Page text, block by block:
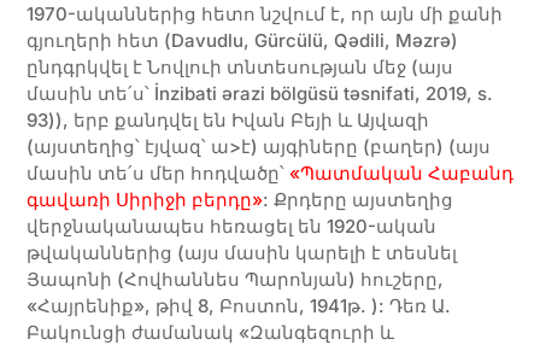
1970-ականներից հետո նշվում է, որ այն մի քանի
գյուղերի հետ (Davudlu, Gürcülü, Qədili, Məzrə)
ընդգրկվել է Նովլուի տնտեսության մեջ (այս
մասին տե՛ս՝ İnzibati ərazi bölgüsü təsnifati, 2019, s.
93)), երբ քանդվել են Իվան Բեյի և Այվազի
(այստեղից՝ էյվազ՝ ա>է) այգիները (բաղեր) (այս
մասին տե՛ս մեր հոդվածը՝ «Պատմական Հաբանդ
գավառի Սիրիջի բերդը»: Քրդերը այստեղից
վերջնականապես հեռացել են 1920-ական
թվականներից (այս մասին կարելի է տեսնել
Յապոնի (Հովհաննես Պարոնյան) հուշերը,
«Հայրենիք», թիվ 8, Բոստոն, 1941թ. ): Դեռ Ա.
Բակունցի ժամանակ «Զանգեզուրի և